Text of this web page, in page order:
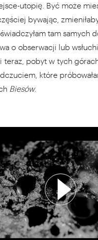
utopię. Być może
bywając,
tam samych
o obserwacji lub
teraz, pobyt w tych
które
Biesów.
PLAYLISTĘ